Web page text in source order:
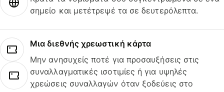
σημείο και μετέτρεψέ τα σε δευτερόλεπτα.
Μια διεθνής χρεωστική κάρτα
Μην ανησυχείς ποτέ για προσαυξήσεις στις
συναλλαγματικές ισοτιμίες ή για υψηλές
χρεώσεις συναλλαγών όταν ξοδεύεις στο